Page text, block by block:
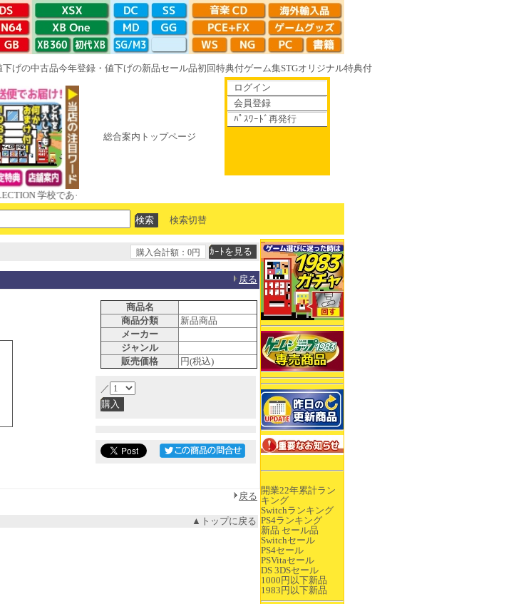
げの中古品今年登録・値下げの新品セール品初回特典付ゲーム集STGオリジナル特典付
総合案内トップページ
校であった怖い話と晦󠄀つきこもり ルート16R やがて散りゆく鏡の花へ 70年代風ロボットアニメ ゲッP-X アレサ
ログイン
会員登録
ﾊﾟｽﾜｰﾄﾞ再発行
検索切替
開業22年累計ラン
キング
Switchランキング
PS4ランキング
新品 セール品
Switchセール
PS4セール
PSVitaセール
DS 3DSセール
1000円以下新品
1983円以下新品
購入合計額：0円
戻る
商品名
商品分類
新品商品
メーカー
ジャンル
販売価格
円(税込)
／
戻る
▲トップに戻る